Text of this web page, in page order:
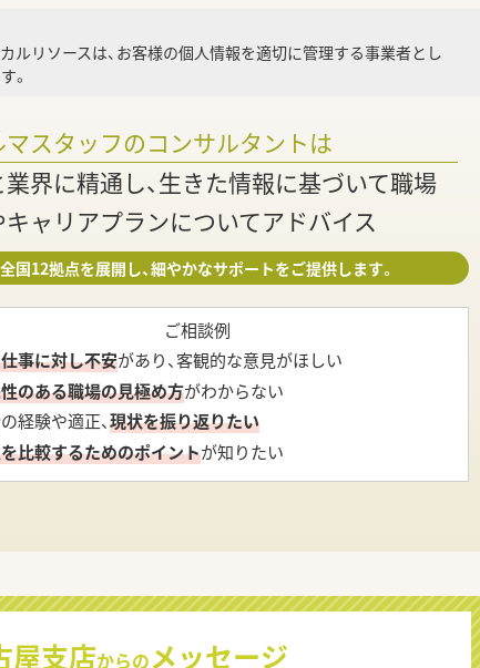
ルリソースは、お客様の個人情報を適切に管理する事業者とし
。
マスタッフのコンサルタントは
界に精通し、生きた情報に基づいて職場
ャリアプランについてアドバイス
全国12拠点を展開し、細やかなサポートをご提供します。
ご相談例
事に対し不安があり、客観的な意見がほしい
のある職場の見極め方がわからない
経験や適正、現状を振り返りたい
比較するためのポイントが知りたい
屋支店からのメッセージ